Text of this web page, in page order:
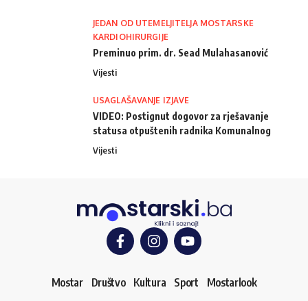
JEDAN OD UTEMELJITELJA MOSTARSKE
KARDIOHIRURGIJE
Preminuo prim. dr. Sead Mulahasanović
Vijesti
USAGLAŠAVANJE IZJAVE
VIDEO: Postignut dogovor za rješavanje
statusa otpuštenih radnika Komunalnog
Vijesti
Mostar Društvo Kultura Sport Mostarlook